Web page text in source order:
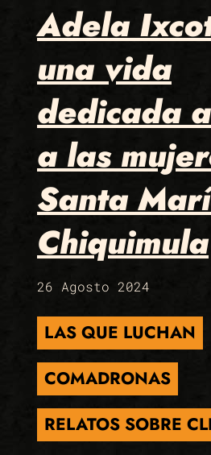
Adela
una vida
dedicada
a las
Santa
Chiquimula
26 Agosto 2024
LAS QUE LUCHAN
COMADRONAS
RELATOS SOBRE